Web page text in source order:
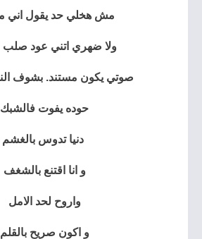
مش هخلي حد يقول اني
ولا ضهري اتني عود صلب
صوتي يكون مستند. بشوف
حوده يفوت فالشبك
دنيا تدوس بالغشم
و انا اقتنع بالشغف
واروح لحد الامل
و اكون صريح بالقلم